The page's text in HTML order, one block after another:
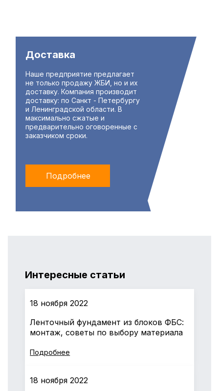
Доставка
Наше предприятие предлагает
не только продажу ЖБИ, но и их
доставку. Компания производит
доставку: по Санкт - Петербургу
и Ленинградской области. В
максимально сжатые и
предварительно оговоренные с
заказчиком сроки.
Подробнее
Интересные статьи
18 ноября 2022
Ленточный фундамент из блоков ФБС:
монтаж, советы по выбору материала
Подробнее
18 ноября 2022